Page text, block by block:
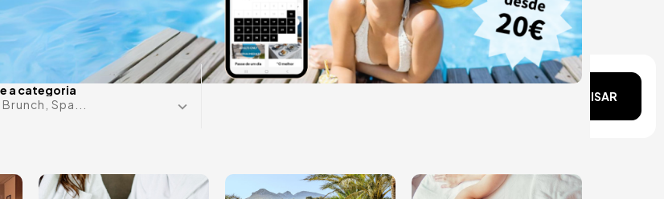
a categoria
Spa...
Alguma data?
PESQUISAR